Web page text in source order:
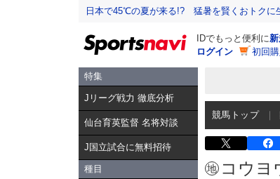
日本で45℃の夏が来る!? 猛暑を賢くおトクに
IDでもっと便利に
ログイン
初回
特集
Jリーグ戦力 徹底分析
仙台育英監督 名将対談
J国立試合に無料招待
種目
競馬トップ
コウヨ